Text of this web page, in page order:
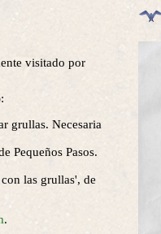
visitado por
grullas. Necesaria
Pequeños Pasos.
las grullas', de
.